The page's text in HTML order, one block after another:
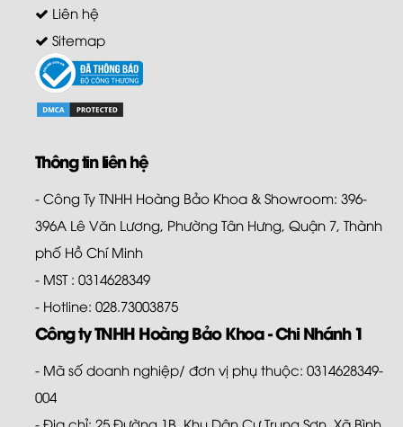
Liên hệ
Sitemap
Thông tin liên hệ
- Công Ty TNHH Hoàng Bảo Khoa & Showroom: 396-
396A Lê Văn Lương, Phường Tân Hưng, Quận 7, Thành
phố Hồ Chí Minh
- MST : 0314628349
- Hotline: 028.73003875
Công ty TNHH Hoàng Bảo Khoa - Chi Nhánh 1
- Mã số doanh nghiệp/ đơn vị phụ thuộc: 0314628349-
004
- Địa chỉ: 25 Đường 1B, Khu Dân Cư Trung Sơn, Xã Bình